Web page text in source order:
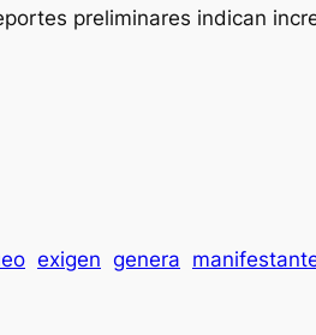
preliminares indican
exigen genera